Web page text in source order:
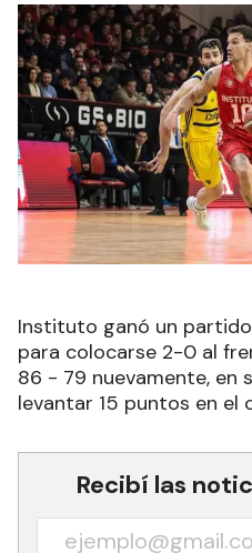
Instituto ganó un
para colocarse 2-0 al
86 - 79 nuevamente, en
levantar 15 puntos en el
Recibí las